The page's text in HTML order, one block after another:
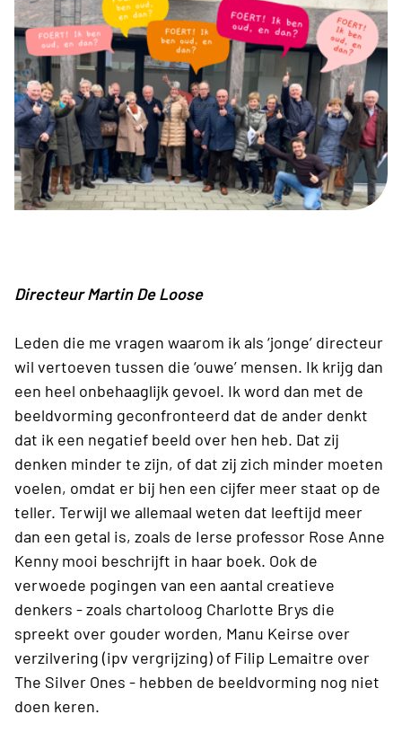
Directeur Martin De Loose
Leden die me vragen waarom ik als ‘jonge’ directeur
wil vertoeven tussen die ‘ouwe’ mensen. Ik krijg dan
een heel onbehaaglijk gevoel. Ik word dan met de
beeldvorming geconfronteerd dat de ander denkt
dat ik een negatief beeld over hen heb. Dat zij
denken minder te zijn, of dat zij zich minder moeten
voelen, omdat er bij hen een cijfer meer staat op de
teller. Terwijl we allemaal weten dat leeftijd meer
dan een getal is, zoals de Ierse professor Rose Anne
Kenny mooi beschrijft in haar boek. Ook de
verwoede pogingen van een aantal creatieve
denkers - zoals chartoloog Charlotte Brys die
spreekt over gouder worden, Manu Keirse over
verzilvering (ipv vergrijzing) of Filip Lemaitre over
The Silver Ones - hebben de beeldvorming nog niet
doen keren.